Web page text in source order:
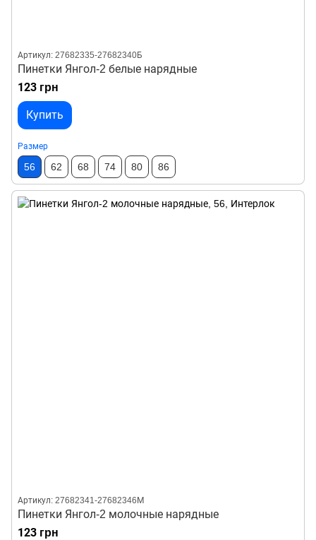
Артикул: 27682335-27682340Б
Пинетки Янгол-2 белые нарядные
123 грн
Купить
Размер
56 62 68 74 80 86
Артикул: 27682341-27682346М
Пинетки Янгол-2 молочные нарядные
123 грн